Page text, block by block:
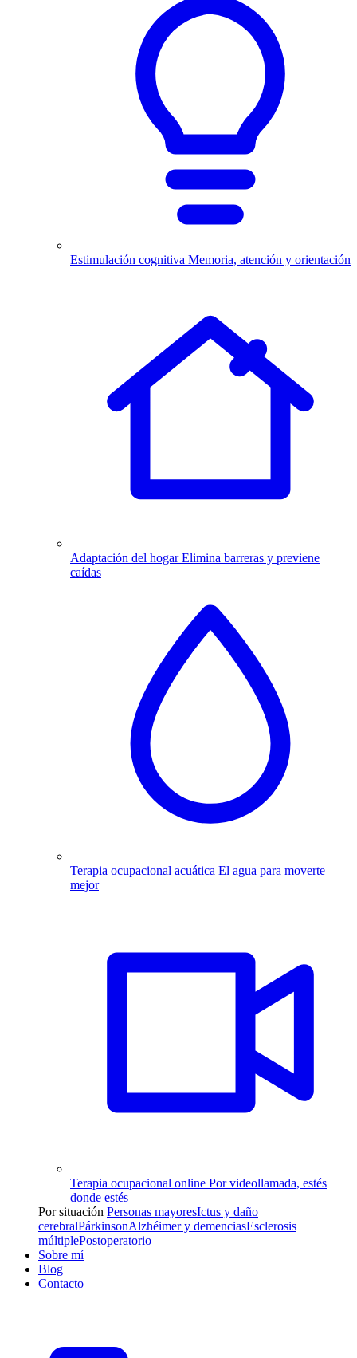
Estimulación cognitiva Memoria, atención y orientación
Adaptación del hogar Elimina barreras y previene
caídas
Terapia ocupacional acuática El agua para moverte
mejor
Terapia ocupacional online Por videollamada, estés
donde estés
Por situación Personas mayoresIctus y daño
cerebralPárkinsonAlzhéimer y demenciasEsclerosis
múltiplePostoperatorio
Sobre mí
Blog
Contacto